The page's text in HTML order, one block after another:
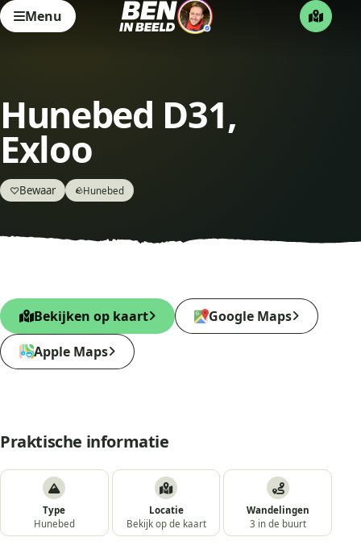
Menu
Hunebed D31,
Exloo
♡Bewaar 🪨Hunebed
Bekijken op kaart
Google Maps
Apple Maps
Praktische informatie
Type
Hunebed
Locatie
Bekijk op de kaart
Wandelingen
3 in de buurt